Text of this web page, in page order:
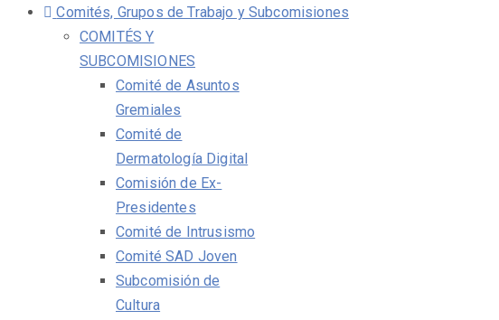
Comités, Grupos de Trabajo y Subcomisiones
COMITÉS Y
SUBCOMISIONES
Comité de Asuntos
Gremiales
Comité de
Dermatología Digital
Comisión de Ex-
Presidentes
Comité de Intrusismo
Comité SAD Joven
Subcomisión de
Cultura